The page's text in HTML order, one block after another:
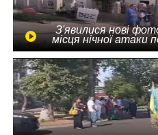
З'явилися нові
місця нічної атаки